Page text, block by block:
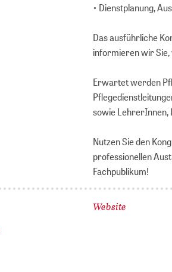
• Dienstplanung,
Das ausführliche
informieren wir Sie,
Erwartet werden
sowie LehrerInnen,
Nutzen Sie den
professionellen
Fachpublikum!
Website